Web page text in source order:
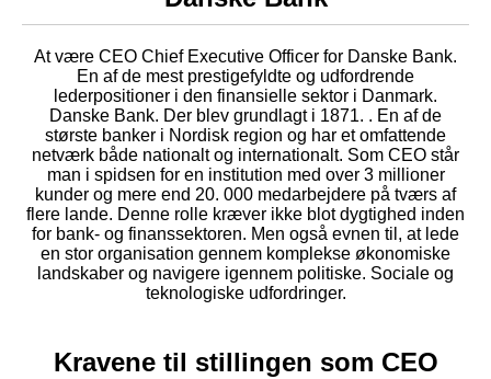
At være CEO Chief Executive Officer for Danske Bank.
En af de mest prestigefyldte og udfordrende
lederpositioner i den finansielle sektor i Danmark.
Danske Bank. Der blev grundlagt i 1871. . En af de
største banker i Nordisk region og har et omfattende
netværk både nationalt og internationalt. Som CEO står
man i spidsen for en institution med over 3 millioner
kunder og mere end 20. 000 medarbejdere på tværs af
flere lande. Denne rolle kræver ikke blot dygtighed inden
for bank- og finanssektoren. Men også evnen til, at lede
en stor organisation gennem komplekse økonomiske
landskaber og navigere igennem politiske. Sociale og
teknologiske udfordringer.
Kravene til stillingen som CEO